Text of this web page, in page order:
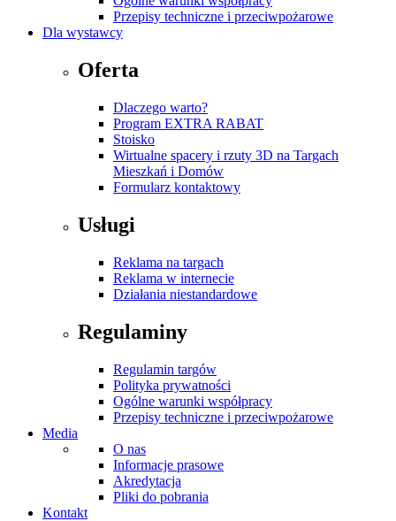
Przepisy techniczne i przeciwpożarowe
Dla wystawcy
Oferta
Dlaczego warto?
Program EXTRA RABAT
Stoisko
Wirtualne spacery i rzuty 3D na Targach
Mieszkań i Domów
Formularz kontaktowy
Usługi
Reklama na targach
Reklama w internecie
Działania niestandardowe
Regulaminy
Regulamin targów
Polityka prywatności
Ogólne warunki współpracy
Przepisy techniczne i przeciwpożarowe
Media
O nas
Informacje prasowe
Akredytacja
Pliki do pobrania
Kontakt